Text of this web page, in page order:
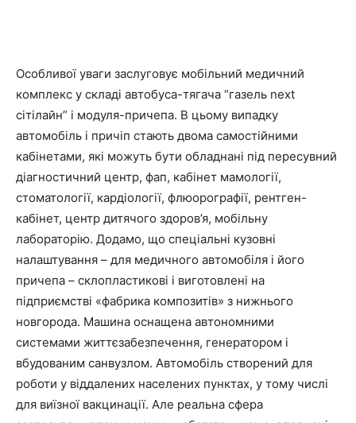
Особливої уваги заслуговує мобільний медичний
комплекс у складі автобуса-тягача “газель next
сітілайн” і модуля-причепа. В цьому випадку
автомобіль і причіп стають двома самостійними
кабінетами, які можуть бути обладнані під пересувний
діагностичний центр, фап, кабінет мамології,
стоматології, кардіології, флюорографії, рентген-
кабінет, центр дитячого здоров’я, мобільну
лабораторію. Додамо, що спеціальні кузовні
налаштування – для медичного автомобіля і його
причепа – склопластикові і виготовлені на
підприємстві «фабрика композитів» з нижнього
новгорода. Машина оснащена автономними
системами життєзабезпечення, генератором і
вбудованим санвузлом. Автомобіль створений для
роботи у віддалених населених пунктах, у тому числі
для виїзної вакцинації. Але реальна сфера